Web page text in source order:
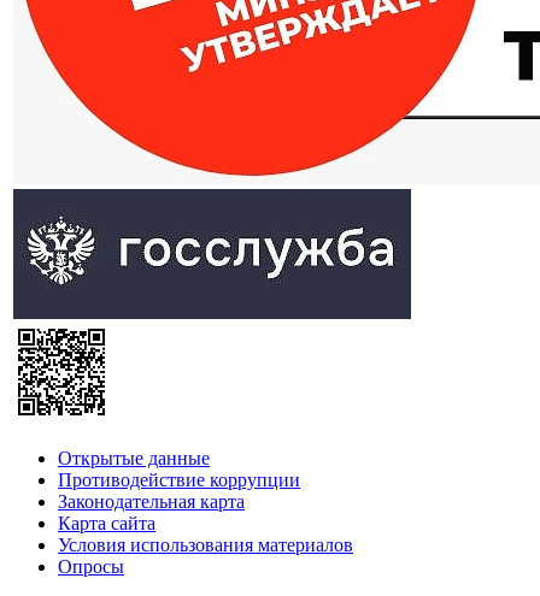
Открытые данные
Противодействие коррупции
Законодательная карта
Карта сайта
Условия использования материалов
Опросы